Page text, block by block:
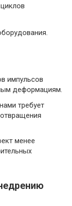
импульсов
деформациям.
требует
менее